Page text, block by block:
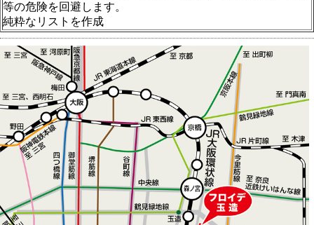
等の危険を回避します。
純粋なリストを作成